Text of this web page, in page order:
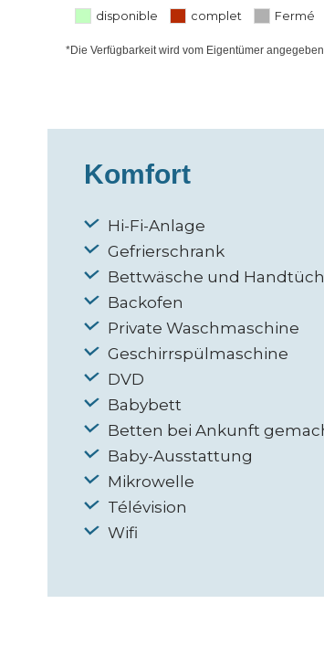
disponible complet Fermé
*Die Verfügbarkeit wird vom Eigentümer
Komfort
Hi-Fi-Anlage
Gefrierschrank
Bettwäsche und
Backofen
Private Waschmaschine
Geschirrspülmaschine
DVD
Babybett
Betten bei Ankunft
Baby-Ausstattung
Mikrowelle
Télévision
Wifi